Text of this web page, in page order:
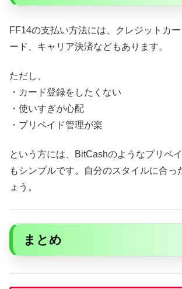
FF14の支払い方法には、クレジットカ
ード、キャリア決済などもあります。
ただし、
・カード登録をしたくない
・使いすぎが心配
・プリペイド管理が楽
という方には、BitCashのようなプリペ
もシンプルです。自分のスタイルに合っ
ょう。
まとめ